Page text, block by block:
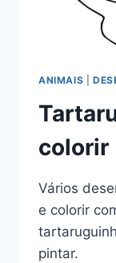
ANIMAIS
colorir
Vários
e colorir
pintar.